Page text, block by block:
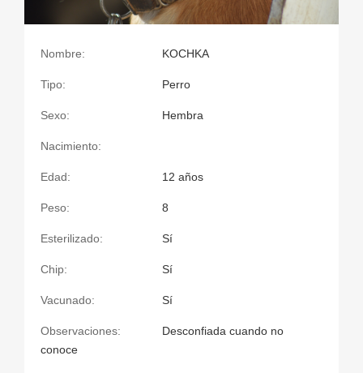
Nombre: KOCHKA
Tipo: Perro
Sexo: Hembra
Nacimiento:
Edad: 12 años
Peso: 8
Esterilizado: Sí
Chip: Sí
Vacunado: Sí
Observaciones:
Desconfiada cuando no
conoce